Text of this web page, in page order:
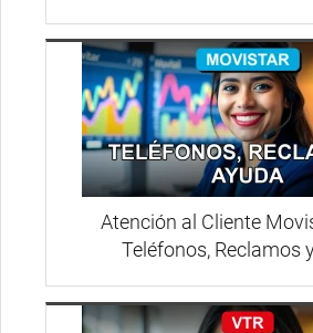
Atención al Cliente
Teléfonos, Reclamos